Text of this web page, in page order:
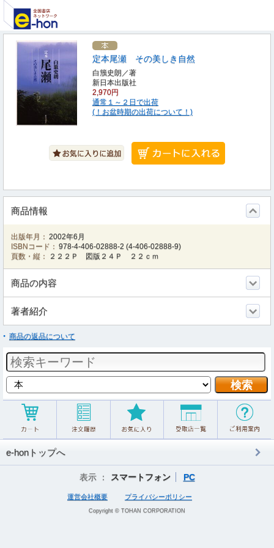
定本尾瀬 その美しき自然
白籏史朗／著
新日本出版社
2,970円
通常１～２日で出荷
(！お盆時期の出荷について！)
商品情報
出版年月： 2002年6月
ISBNコード： 978-4-406-02888-2 (4-406-02888-9)
頁数・縦：
２２２Ｐ 図版２４Ｐ ２２ｃｍ
商品の内容
著者紹介
商品の返品について
e-honトップへ
表示 ： スマートフォン PC
運営会社概要 プライバシーポリシー
Copyright © TOHAN CORPORATION